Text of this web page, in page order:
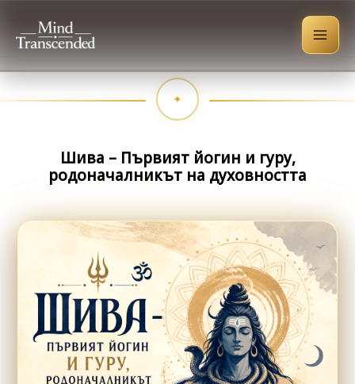
content
Шива – Първият йогин и гуру,
родоначалникът на духовността